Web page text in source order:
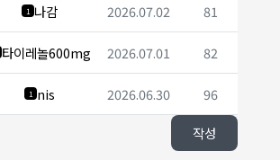
1 나감 2026.07.02 81
타이레놀600mg 2026.07.01 82
1 nis 2026.06.30 96
작성